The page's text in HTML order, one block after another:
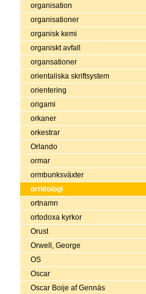
organisation
organisationer
organisk kemi
organiskt avfall
organsationer
orientaliska skriftsystem
orientering
origami
orkaner
orkestrar
Orlando
ormar
ormbunksväxter
ornitologi
ortnamn
ortodoxa kyrkor
Orust
Orwell, George
OS
Oscar
Oscar Boije af Gennäs